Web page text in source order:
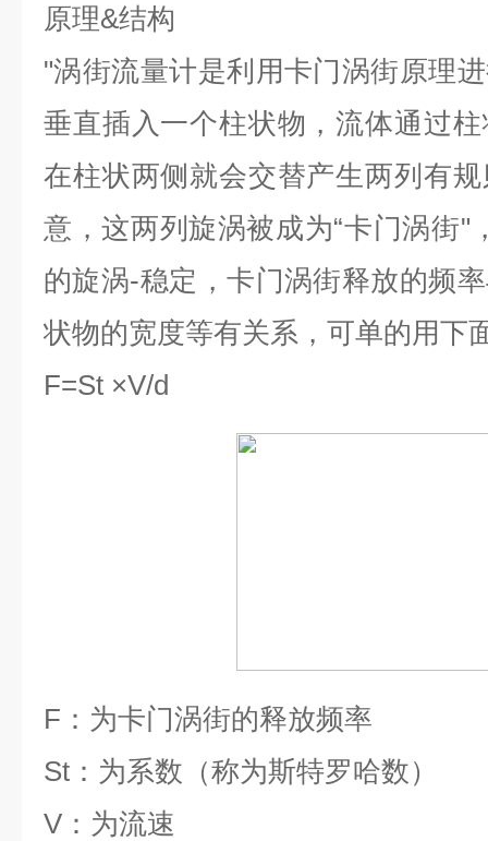
原理&结构
"涡街流量计是利用卡门涡街原理
垂直插入一个柱状物，流体通过
在柱状两侧就会交替产生两列有
意，这两列旋涡被成为“卡门涡街"
的旋涡-稳定，卡门涡街释放的频
状物的宽度等有关系，可单的用下
F=St ×V/d
F ：为卡门涡街的释放频率
St ：为系数（称为斯特罗哈数）
V ：为流速